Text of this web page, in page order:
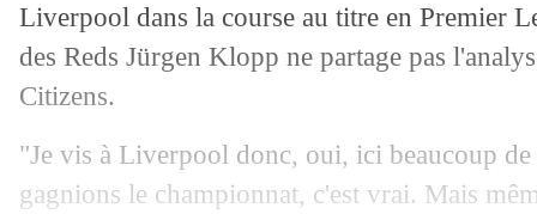
Liverpool dans la course au titre en Premier
des Reds Jürgen Klopp ne partage pas
Citizens.
"Je vis à Liverpool donc, oui, ici beaucoup
gagnions le championnat, c'est vrai. Mais
10/05 Lens : Cahuzac annonce sa retraite
10/05 Man City
Man City : Evra compare le club au